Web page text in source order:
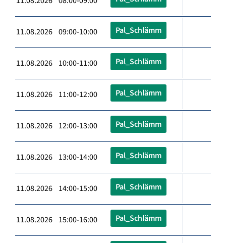
11.08.2026 09:00-10:00 Pal_Schlämm
11.08.2026 10:00-11:00 Pal_Schlämm
11.08.2026 11:00-12:00 Pal_Schlämm
11.08.2026 12:00-13:00 Pal_Schlämm
11.08.2026 13:00-14:00 Pal_Schlämm
11.08.2026 14:00-15:00 Pal_Schlämm
11.08.2026 15:00-16:00 Pal_Schlämm